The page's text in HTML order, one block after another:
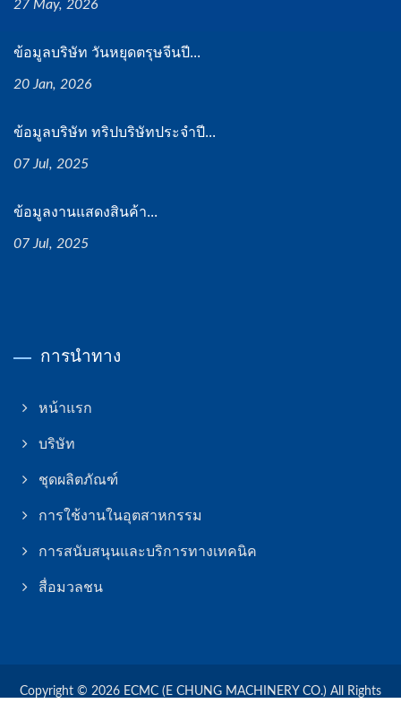
27 May, 2026
ข้อมูลบริษัท วันหยุดตรุษจีนปี...
20 Jan, 2026
ข้อมูลบริษัท ทริปบริษัทประจำปี...
07 Jul, 2025
ข้อมูลงานแสดงสินค้า...
07 Jul, 2025
การนำทาง
หน้าแรก
บริษัท
ชุดผลิตภัณฑ์
การใช้งานในอุตสาหกรรม
การสนับสนุนและบริการทางเทคนิค
สื่อมวลชน
Copyright © 2026 ECMC (E CHUNG MACHINERY CO.) All Rights